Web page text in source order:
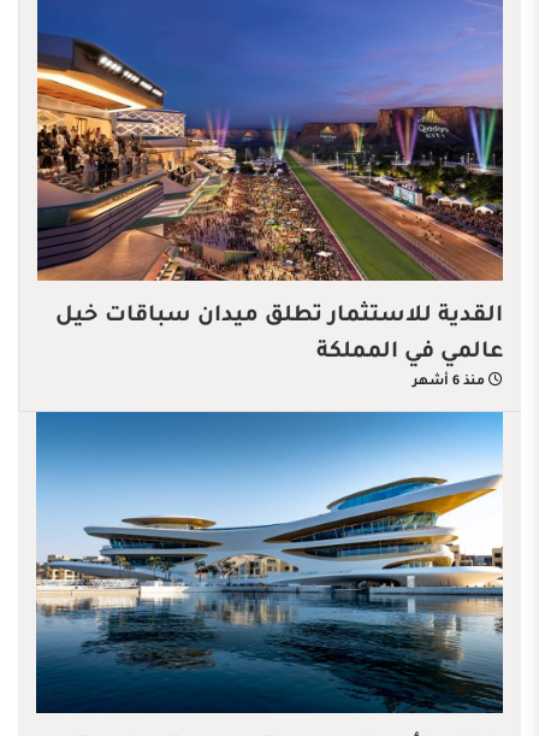
القدية للاستثمار تطلق ميدان سباقات خيل
عالمي في المملكة
منذ 6 أشهر